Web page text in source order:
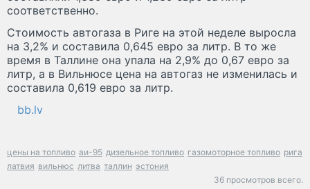
соответственно.
Стоимость автогаза в Риге на этой неделе выросла
на 3,2% и составила 0,645 евро за литр. В то же
время в Таллине она упала на 2,9% до 0,67 евро за
литр, а в Вильнюсе цена на автогаз не изменилась и
составила 0,619 евро за литр.
bb.lv
цены на топливо аи-95 дизельное топливо газомоторное топливо рига
латвия вильнюс литва таллин эстония
36 просмотров всего.